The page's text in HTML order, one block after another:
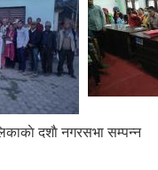
दशाै नगरसभा सम्पन्न